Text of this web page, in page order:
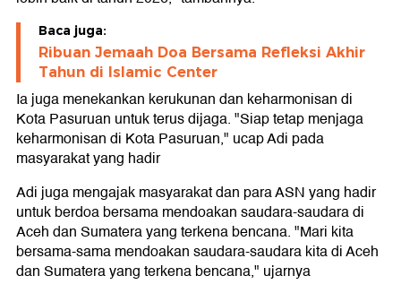
Baca juga:
Ribuan Jemaah Doa Bersama Refleksi Akhir
Tahun di Islamic Center
Ia juga menekankan kerukunan dan keharmonisan di
Kota Pasuruan untuk terus dijaga. "Siap tetap menjaga
keharmonisan di Kota Pasuruan," ucap Adi pada
masyarakat yang hadir
Adi juga mengajak masyarakat dan para ASN yang hadir
untuk berdoa bersama mendoakan saudara-saudara di
Aceh dan Sumatera yang terkena bencana. "Mari kita
bersama-sama mendoakan saudara-saudara kita di Aceh
dan Sumatera yang terkena bencana," ujarnya